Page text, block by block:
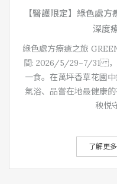
【醫護限定】綠色處
深度
綠色處方療癒之旅
間: 2026/5/29~7/31 ，
一食。在萬坪香草花園
氣浴、品嘗在地最健康
秧悦
了解更多